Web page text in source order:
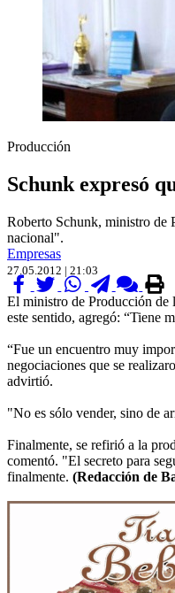
Producción
Schunk expresó
Roberto Schunk, ministro de
nacional".
Empresas
27.05.2012 | 21:03
El ministro de Producción de
este sentido, agregó: “Tiene
“Fue un encuentro muy
negociaciones que se
advirtió.
"No es sólo vender, sino de
Finalmente, se refirió a la
comentó. "El secreto para
finalmente. (Redacción de